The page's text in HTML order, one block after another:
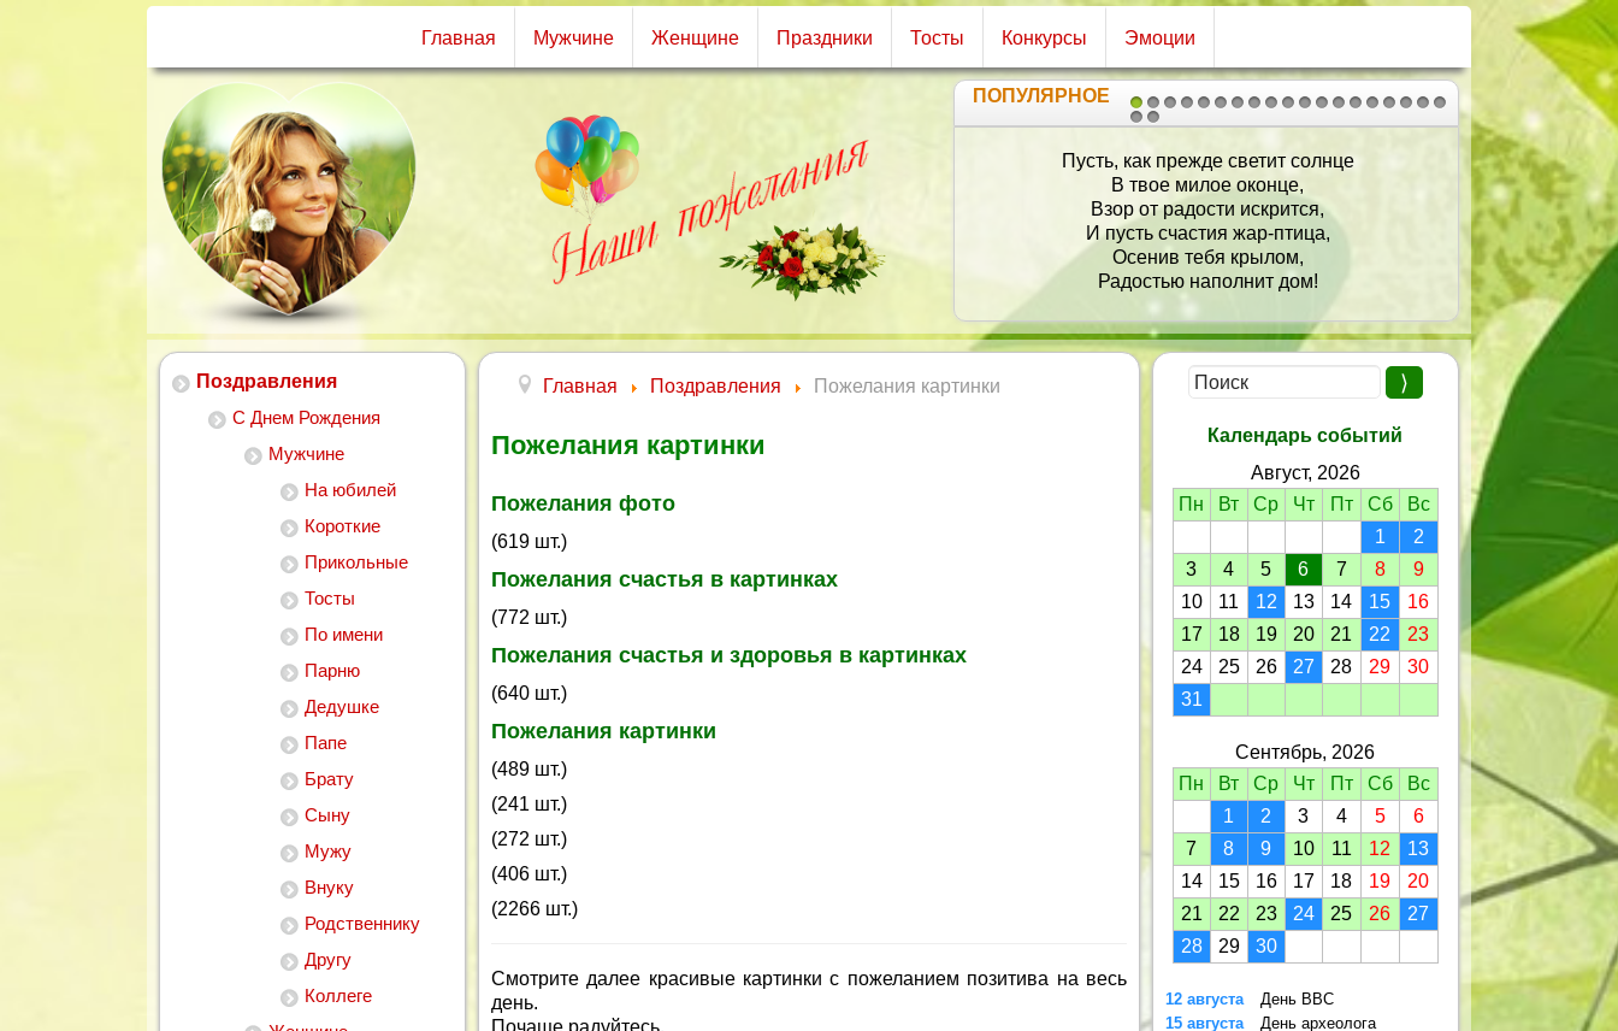
Главная Мужчине Женщине Праздники Тосты Конкурсы Эмоции
1 2
2021
ПОПУЛЯРНОЕ
Пусть, как прежде светит солнце
В твое милое оконце,
Взор от радости искрится,
И пусть счастия жар-птица,
Осенив тебя крылом,
Радостью наполнит дом!
Пусть что
Что не
Пусть
И удачно
Поздравления
С Днем Рождения
Мужчине
На юбилей
Короткие
Прикольные
Тосты
По имени
Парню
Дедушке
Папе
Брату
Сыну
Мужу
Внуку
Родственнику
Другу
Коллеге
Главная Поздравления Пожелания картинки
Пожелания картинки
Пожелания фото
(619 шт.)
Пожелания счастья в картинках
(772 шт.)
Пожелания счастья и здоровья в картинках
(640 шт.)
Пожелания картинки
(489 шт.)
(241 шт.)
(272 шт.)
(406 шт.)
(2266 шт.)
Смотрите далее красивые картинки с пожеланием позитива на весь
день.
Почаще радуйтесь.
Календарь событий
Август, 2026
Пн
Вт Ср Чт Пт Сб
Вс
1
2
3
4 5 6 7 8
9
10
11 12 13 14 15
16
17
18 19 20 21 22
23
24
25 26 27 28 29
30
31
Сентябрь, 2026
Пн
Вт Ср Чт Пт Сб
Вс
1
2 3 4 5
6
7
8 9 10 11 12
13
14
15 16 17 18 19
20
21
22 23 24 25 26
27
28
29 30
12 августа
День ВВС
15 августа
День археолога